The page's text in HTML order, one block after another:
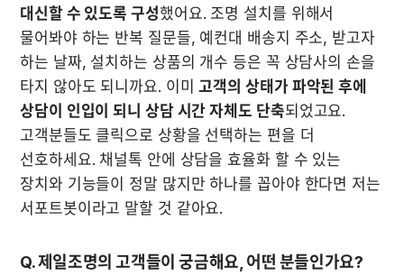
대신할 수 있도록 구성했어요. 조명 설치를 위해서
물어봐야 하는 반복 질문들, 예컨대 배송지 주소, 받고자
하는 날짜, 설치하는 상품의 개수 등은 꼭 상담사의 손을
타지 않아도 되니까요. 이미 고객의 상태가 파악된 후에
상담이 인입이 되니 상담 시간 자체도 단축되었고요.
고객분들도 클릭으로 상황을 선택하는 편을 더
선호하세요. 채널톡 안에 상담을 효율화 할 수 있는
장치와 기능들이 정말 많지만 하나를 꼽아야 한다면 저는
서포트봇이라고 말할 것 같아요.
Q. 제일조명의 고객들이 궁금해요, 어떤 분들인가요?